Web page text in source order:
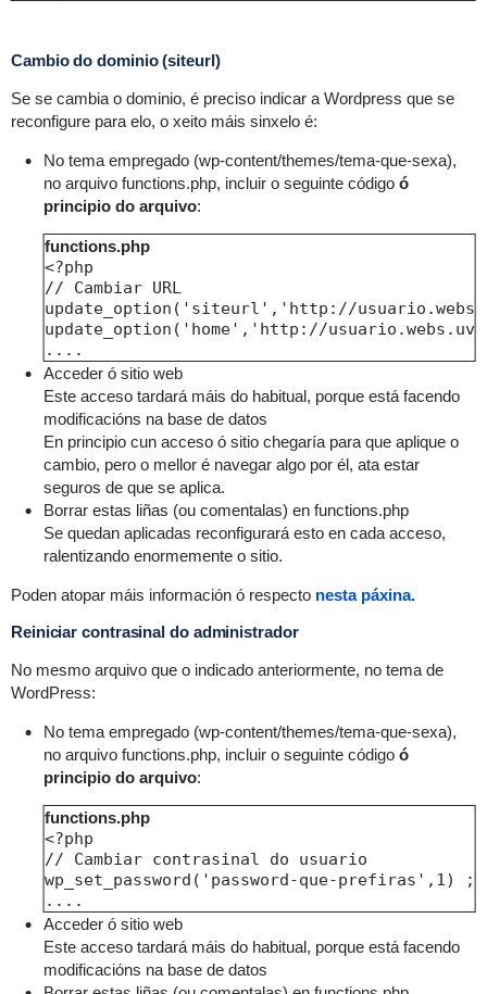
Cambio do dominio (siteurl)
Se se cambia o dominio, é preciso indicar a Wordpress que se
reconfigure para elo, o xeito máis sinxelo é:
No tema empregado (wp-content/themes/tema-que-sexa),
no arquivo functions.php, incluir o seguinte código ó
principio do arquivo:
functions.php
<?php
// Cambiar URL
update_option('siteurl','http://
update_option('home','http://
....
Acceder ó sitio web
Este acceso tardará máis do habitual, porque está facendo
modificacións na base de datos
En principio cun acceso ó sitio chegaría para que aplique o
cambio, pero o mellor é navegar algo por él, ata estar
seguros de que se aplica.
Borrar estas liñas (ou comentalas) en functions.php
Se quedan aplicadas reconfigurará esto en cada acceso,
ralentizando enormemente o sitio.
Poden atopar máis información ó respecto nesta páxina.
Reiniciar contrasinal do administrador
No mesmo arquivo que o indicado anteriormente, no tema de
WordPress:
No tema empregado (wp-content/themes/tema-que-sexa),
no arquivo functions.php, incluir o seguinte código ó
principio do arquivo:
functions.php
<?php
// Cambiar contrasinal do usuario
wp_set_password('password-que-prefiras',1) ;
....
Acceder ó sitio web
Este acceso tardará máis do habitual, porque está facendo
modificacións na base de datos